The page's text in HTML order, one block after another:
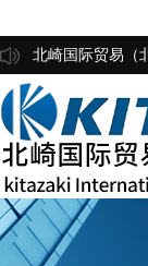
北崎国际贸易（